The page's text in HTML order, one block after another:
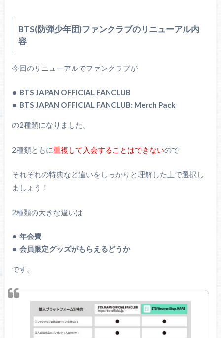
BTS(防弾少年団)ファンクラブのリニューアル内
容
今回のリニューアルでファンクラブが
BTS JAPAN OFFICIAL FANCLUB
BTS JAPAN OFFICIAL FANCLUB: Merch Pack
の2種類になりました。
2種類ともに重複して入会することはできないので
それぞれの特典など違いをしっかりと理解した上で選択し
ましょう！
2種類の大きな違いは
年会費
会員限定グッズがもらえるどうか
です。